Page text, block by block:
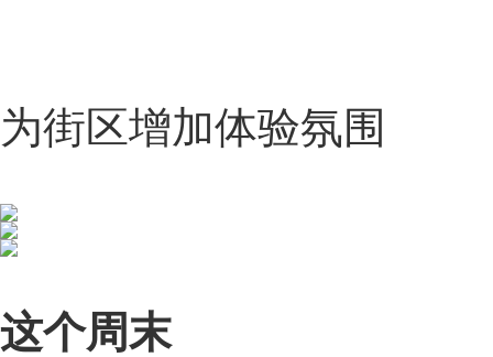
为街区增加体验氛围
这个周末